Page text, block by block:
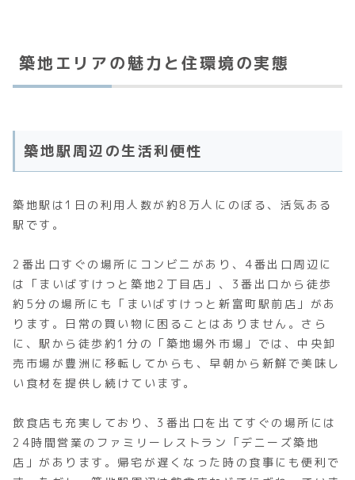
築地エリアの魅力と住環境の実態
築地駅周辺の生活利便性
築地駅は1日の利用人数が約8万人にのぼる、活気ある
駅です。
2番出口すぐの場所にコンビニがあり、4番出口周辺に
は「まいばすけっと築地2丁目店」、3番出口から徒歩
約5分の場所にも「まいばすけっと新富町駅前店」があ
ります。日常の買い物に困ることはありません。さら
に、駅から徒歩約1分の「築地場外市場」では、中央卸
売市場が豊洲に移転してからも、早朝から新鮮で美味し
い食材を提供し続けています。
飲食店も充実しており、3番出口を出てすぐの場所には
24時間営業のファミリーレストラン「デニーズ築地
店」があります。帰宅が遅くなった時の食事にも便利で